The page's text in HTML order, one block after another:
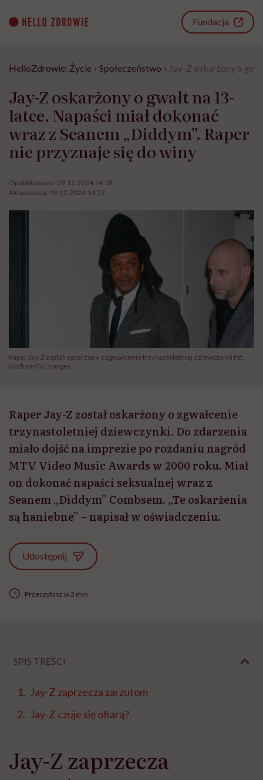
content
Fundacja
HelloZdrowie: Życie › Społeczeństwo › Jay-Z oskarżony o
Jay-Z oskarżony o gwałt na 13-
latce. Napaści miał dokonać
wraz z Seanem „Diddym”. Raper
nie przyznaje się do winy
Opublikowano: 09.12.2024 14:18
Aktualizacja: 09.12.2024 14:53
Raper Jay-Z został oskarżony o zgwałcenie trzynastoletniej dziewczynki fot.
Gotham/GC Images
Raper Jay-Z został oskarżony o zgwałcenie
trzynastoletniej dziewczynki. Do zdarzenia
miało dojść na imprezie po rozdaniu nagród
MTV Video Music Awards w 2000 roku. Miał
on dokonać napaści seksualnej wraz z
Seanem „Diddym” Combsem. „Te oskarżenia
są haniebne” – napisał w oświadczeniu.
Udostępnij
Przeczytasz w 2 min
SPIS TREŚCI
Jay-Z zaprzecza zarzutom
Jay-Z czuje się ofiarą?
Jay-Z zaprzecza